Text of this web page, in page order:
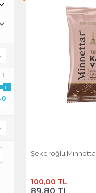
Şekeroğlu
100,00 TL